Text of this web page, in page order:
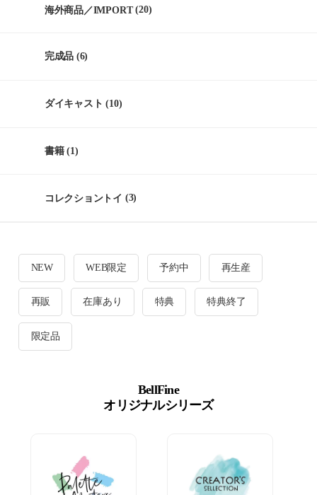
海外商品／IMPORT(20)
完成品 (6)
ダイキャスト (10)
書籍(1)
コレクショントイ (3)
NEW WEB限定 予約中 再生産
再販 在庫あり 特典 特典終了
限定品
BellFine
オリジナルシリーズ